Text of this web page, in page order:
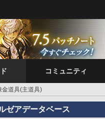
コミュニティ
金道具(主道具)
ゼアデータベース